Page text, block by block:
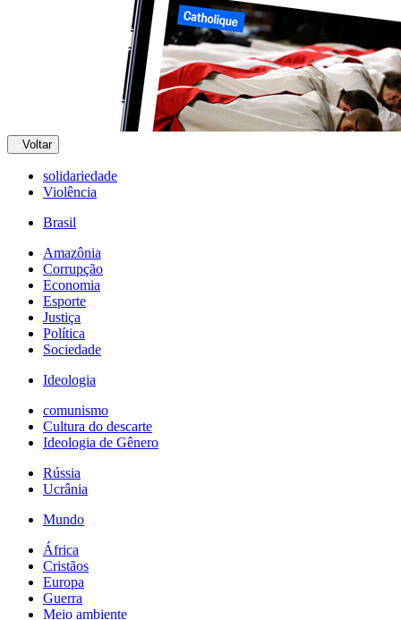
Voltar
solidariedade
Violência
Brasil
Amazônia
Corrupção
Economia
Esporte
Justiça
Política
Sociedade
Ideologia
comunismo
Cultura do descarte
Ideologia de Gênero
Rússia
Ucrânia
Mundo
África
Cristãos
Europa
Guerra
Meio ambiente